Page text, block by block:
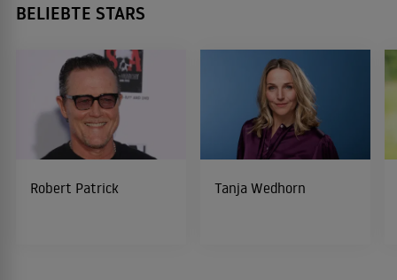
BELIEBTE STARS
Robert Patrick Tanja Wedhorn